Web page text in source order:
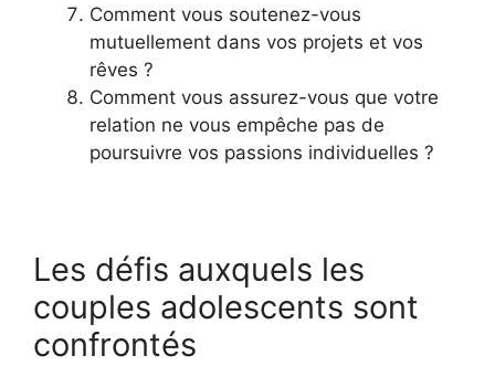
Comment vous soutenez-vous
mutuellement dans vos projets et vos
rêves ?
Comment vous assurez-vous que votre
relation ne vous empêche pas de
poursuivre vos passions individuelles ?
Les défis auxquels les
couples adolescents sont
confrontés